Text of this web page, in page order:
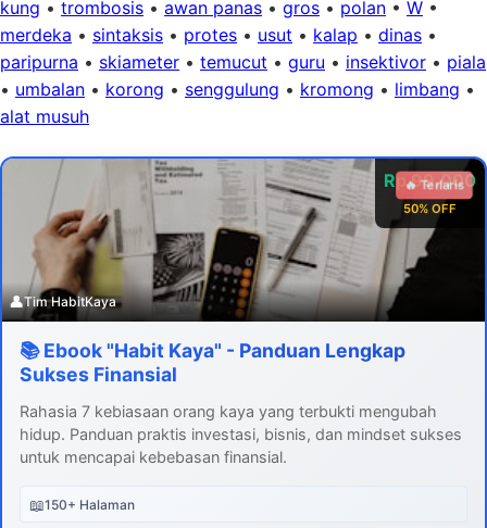
kung • trombosis • awan panas • gros • polan • W •
merdeka • sintaksis • protes • usut • kalap • dinas •
paripurna • skiameter • temucut • guru • insektivor • piala
• umbalan • korong • senggulung • kromong • limbang •
alat musuh
Rp 99.000
50% OFF
🔥 Terlaris
👤Tim HabitKaya
📚 Ebook "Habit Kaya" - Panduan Lengkap
Sukses Finansial
Rahasia 7 kebiasaan orang kaya yang terbukti mengubah
hidup. Panduan praktis investasi, bisnis, dan mindset sukses
untuk mencapai kebebasan finansial.
📖150+ Halaman